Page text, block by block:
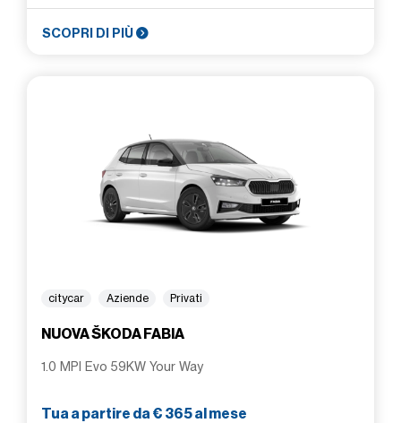
SCOPRI DI PIÙ
citycar Aziende Privati
NUOVA ŠKODA FABIA
1.0 MPI Evo 59KW Your Way
Tua a partire da € 365 al mese